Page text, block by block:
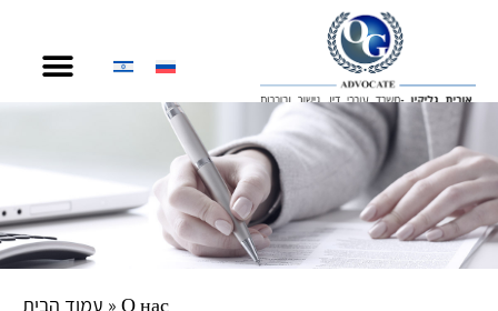
עמוד הבית » О нас